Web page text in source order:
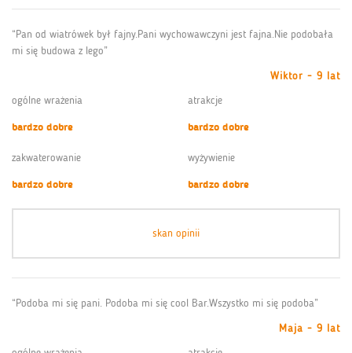
“Pan od wiatrówek był fajny.Pani wychowawczyni jest fajna.Nie podobała
mi się budowa z lego”
Wiktor - 9 lat
ogólne wrażenia
bardzo dobre
atrakcje
bardzo dobre
zakwaterowanie
bardzo dobre
wyżywienie
bardzo dobre
skan opinii
“Podoba mi się pani. Podoba mi się cool Bar.Wszystko mi się podoba”
Maja - 9 lat